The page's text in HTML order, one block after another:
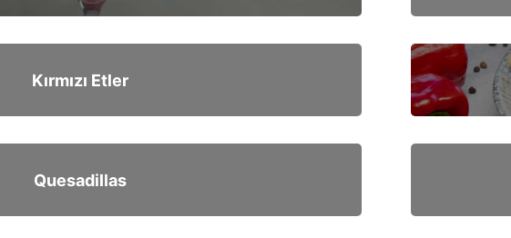
Kırmızı Etler
Quesadillas